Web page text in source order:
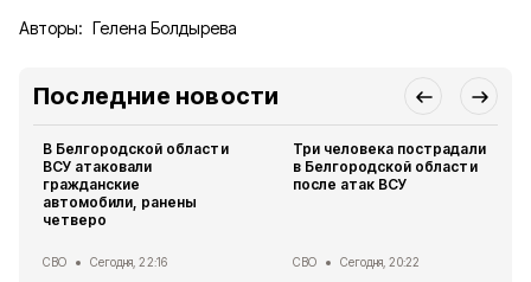
Авторы: Гелена Болдырева
Последние новости
В Белгородской области
ВСУ атаковали
гражданские
автомобили, ранены
четверо
СВО Сегодня, 22:16
Три человека пострадали
в Белгородской области
после атак ВСУ
СВО Сегодня, 20:22